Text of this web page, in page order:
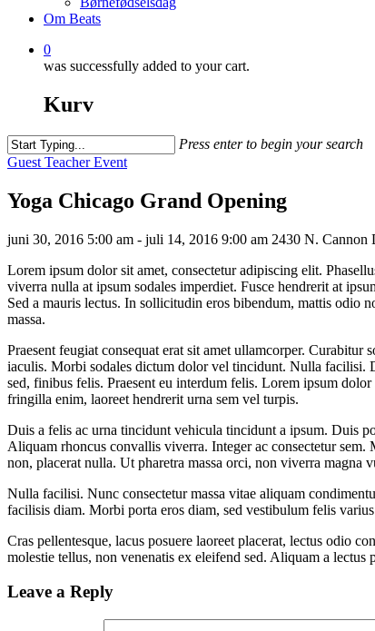
Om Beats
0
was successfully added to your cart.
Kurv
Press enter to begin your search
Close
Guest Teacher Event
Yoga Chicago Grand Opening
juni 30, 2016 5:00 am - juli 14, 2016 9:00 am 2430 N. Cannon
Lorem ipsum dolor sit amet, consectetur adipiscing elit.
viverra nulla at ipsum sodales imperdiet. Fusce hendrerit at
Sed a mauris lectus. In sollicitudin eros bibendum, mattis odio
massa.
Praesent feugiat consequat erat sit amet ullamcorper.
iaculis. Morbi sodales dictum dolor vel tincidunt. Nulla facilisi.
sed, finibus felis. Praesent eu interdum felis. Lorem ipsum
fringilla enim, laoreet hendrerit urna sem vel turpis.
Duis a felis ac urna tincidunt vehicula tincidunt a ipsum. Duis
Aliquam rhoncus convallis viverra. Integer ac consectetur
non, placerat nulla. Ut pharetra massa orci, non viverra
Nulla facilisi. Nunc consectetur massa vitae aliquam
facilisis diam. Morbi porta eros diam, sed vestibulum felis
Cras pellentesque, lacus posuere laoreet placerat, lectus odio
molestie tellus, non venenatis ex eleifend sed. Aliquam a
Leave a Reply